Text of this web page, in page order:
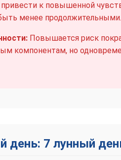
к повышенной
менее продолжительными.
Повышается риск
компонентам, но
день: 7 лунный